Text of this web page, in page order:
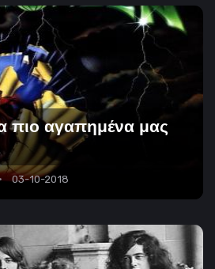
πιο αγαπημένα μας
03-10-2018